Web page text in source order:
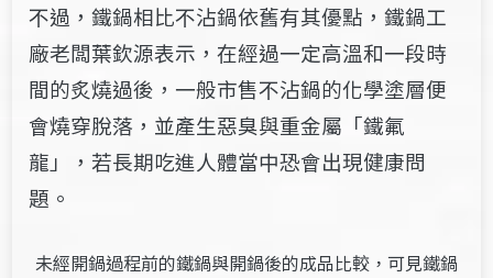
不過，鐵鍋相比不沾鍋依舊有其優點，鐵鍋工
廠老闆葉欽源表示，在經過一定高溫和一段時
間的炙燒過後，一般市售不沾鍋的化學塗層便
會燒穿脫落，並產生惡臭與重金屬「鐵氟
龍」，若長期吃進人體當中恐會出現健康問
題。
未經開鍋過程前的鐵鍋與開鍋後的成品比較，可見鐵鍋